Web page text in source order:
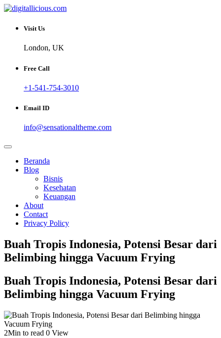
Skip
content
digitallicious.com
Sharing Digital Information
Visit Us
London, UK
Free Call
+1-541-754-3010
Email ID
info@sensationaltheme.com
Beranda
Blog
Bisnis
Kesehatan
Keuangan
About
Contact
Privacy Policy
Buah Tropis Indonesia, Potensi Besar dari
Belimbing hingga Vacuum Frying
Buah Tropis Indonesia, Potensi Besar dari
Belimbing hingga Vacuum Frying
2Min to read 0 View